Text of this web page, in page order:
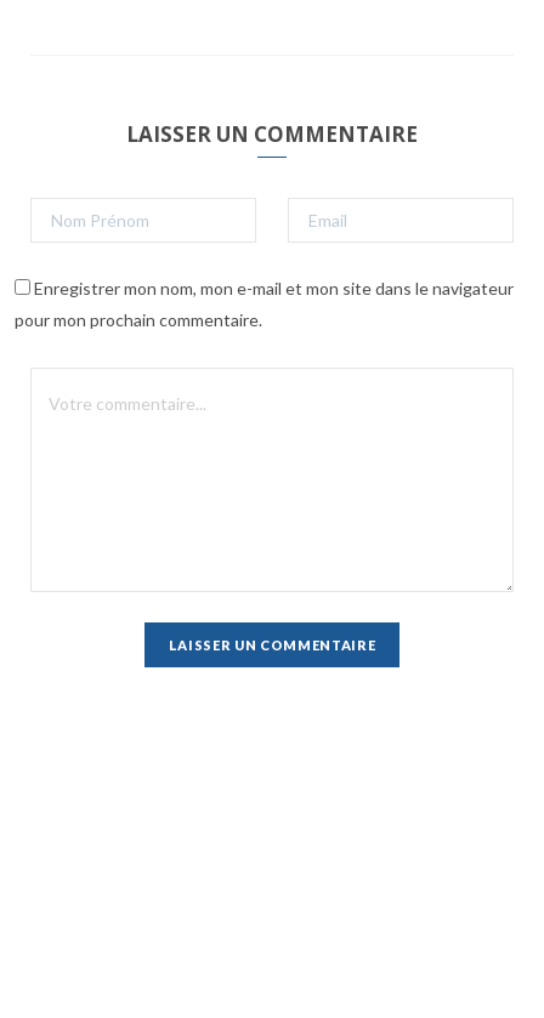
LAISSER UN COMMENTAIRE
Enregistrer mon nom, mon e-mail et mon site dans le navigateur
pour mon prochain commentaire.